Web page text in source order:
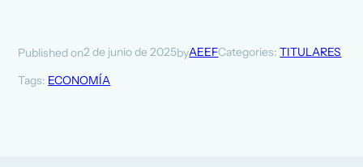
Published on2 de junio de 2025byAEEFCategories:TITULARES
Tags: ECONOMÍA